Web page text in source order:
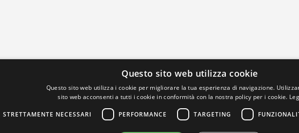
Questo sito web utilizza cookie
Questo sito web utilizza i cookie per migliorare la tua esperienza di navigazione.
sito web acconsenti a tutti i cookie in conformità con la nostra policy per i cookie.
STRETTAMENTE NECESSARI PERFORMANCE TARGETING